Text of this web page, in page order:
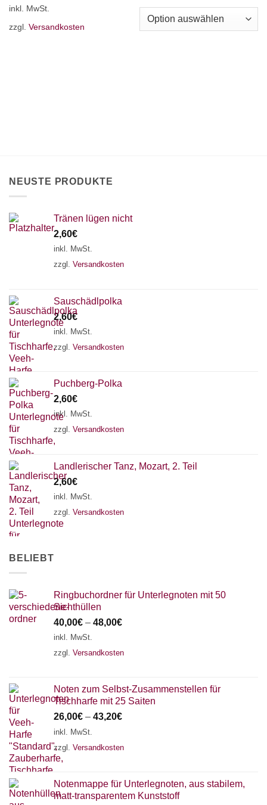
Produkt
mehrere
inkl. MwSt.
zzgl. Versandkosten
auf.
NEUSTE PRODUKTE
Tränen lügen nicht
2,60€
inkl. MwSt.
zzgl. Versandkosten
Sauschädlpolka
2,60€
inkl. MwSt.
zzgl. Versandkosten
Puchberg-Polka
2,60€
inkl. MwSt.
zzgl. Versandkosten
Landlerischer Tanz, Mozart, 2. Teil
2,60€
inkl. MwSt.
zzgl. Versandkosten
BELIEBT
Ringbuchordner für Unterlegnoten mit 50
Sichthüllen
40,00€ – 48,00€
inkl. MwSt.
zzgl. Versandkosten
Noten zum Selbst-Zusammenstellen für
Tischharfe mit 25 Saiten
26,00€ – 43,20€
inkl. MwSt.
zzgl. Versandkosten
Notenmappe für Unterlegnoten, aus stabilem,
matt-transparentem Kunststoff